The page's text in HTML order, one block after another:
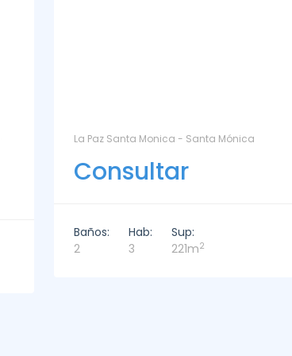
DEPARTAMENTO EN ALQUILER - DELAMAR 209 - La
Consultar
Baños:
Hab:
Sup: